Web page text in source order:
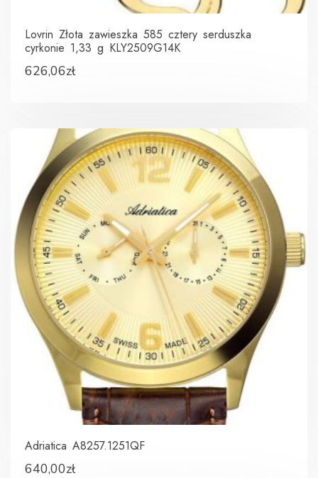
Lovrin Złota zawieszka 585 cztery serduszka
cyrkonie 1,33 g KLY2509G14K
626,06zł
Adriatica A8257.1251QF
640,00zł